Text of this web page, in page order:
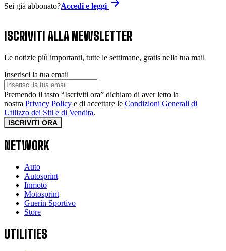
Sei già abbonato?Accedi e leggi
ISCRIVITI ALLA NEWSLETTER
Le notizie più importanti, tutte le settimane, gratis nella tua mail
Inserisci la tua email
Premendo il tasto “Iscriviti ora” dichiaro di aver letto la
nostra Privacy Policy e di accettare le Condizioni Generali di
Utilizzo dei Siti e di Vendita.
ISCRIVITI ORA
NETWORK
Auto
Autosprint
Inmoto
Motosprint
Guerin Sportivo
Store
UTILITIES